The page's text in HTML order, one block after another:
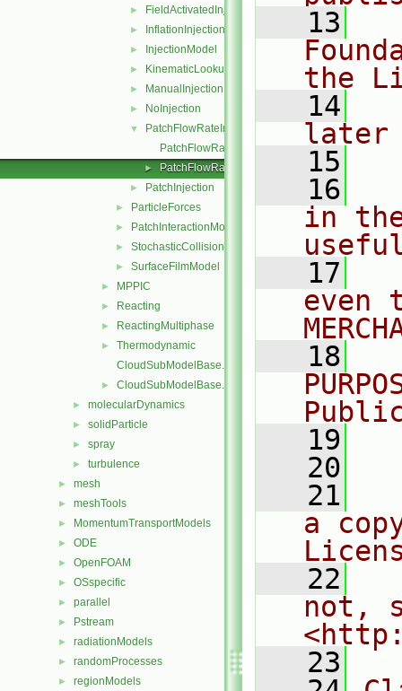
► FieldActivatedInjection
► InflationInjection
► InjectionModel
► KinematicLookupTableInjection
► ManualInjection
► NoInjection
▼
PatchFlowRateInjection
PatchFlowRateInjection.C
► PatchFlowRateInjection.H
► PatchInjection
► ParticleForces
► PatchInteractionModel
► StochasticCollision
► SurfaceFilmModel
► MPPIC
► Reacting
► ReactingMultiphase
►
Thermodynamic
CloudSubModelBase.C
► CloudSubModelBase.H
► molecularDynamics
► solidParticle
► spray
► turbulence
► mesh
► meshTools
► MomentumTransportModels
► ODE
► OpenFOAM
► OSspecific
► parallel
► Pstream
► radiationModels
► randomProcesses
► regionModels
   13
the
   14
later
   15
   16
in
   17
even
   18
   19
   20
   21
a
   22
not,
   23